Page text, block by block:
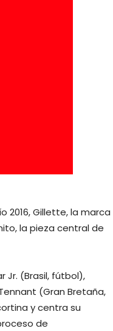
2016, Gillette, la marca
la pieza central de
Jr. (Brasil, fútbol),
(Gran Bretaña,
y centra su
de